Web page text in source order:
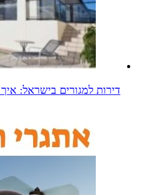
דירות למגורים בישראל: